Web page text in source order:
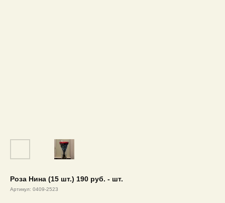
Роза Нина (15 шт.) 190 руб. - шт.
Артикул: 0409-2523